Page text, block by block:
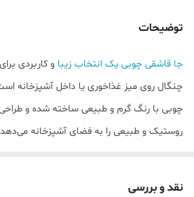
۳ :
۴:
عرض: ۱۴ cm - ارتفاع: ۱۰ cm
توضیحات
جا قاشقی چوبی یک انتخاب زیبا و کاربردی
چنگال روی میز غذاخوری یا داخل آشپزخانه
چوبی با رنگ گرم و طبیعی ساخته شده و
روستیک و طبیعی را به فضای آشپزخانه
نقد و بررسی